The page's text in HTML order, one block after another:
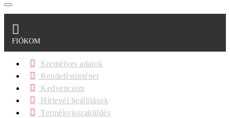
FIÓKOM
Személyes adatok
Rendeléstörténet
Kedvenceim
Hírlevél beállítások
Termékvisszaküldés